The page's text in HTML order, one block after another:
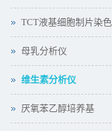
TCT液基细胞制片染
母乳分析仪
维生素分析仪
厌氧苯乙醇培养基